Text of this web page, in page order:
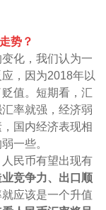
势？
化，我们认为一
，因为2018年以
值。短期看，汇
率就强，经济弱
国内经济表现相
一些。
民币有望出现有
竞争力、出口顺
应该是一个升值